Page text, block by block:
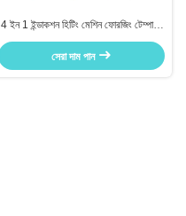
4 ইন 1 ইন্ডাকশন হিটিং মেশিন ফোরজিং টেম্পারিং
হার্ডেনিং এবং ওয়েল্ডিং ক্ষমতা
সেরা দাম পান